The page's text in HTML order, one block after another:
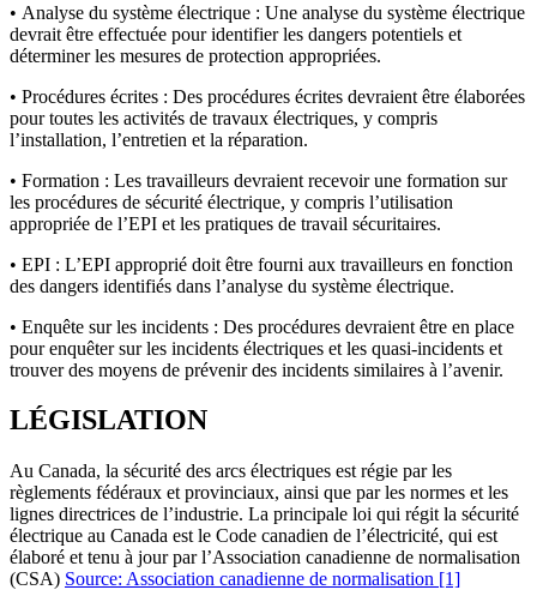
• Analyse du système électrique : Une analyse du système électrique
devrait être effectuée pour identifier les dangers potentiels et
déterminer les mesures de protection appropriées.
• Procédures écrites : Des procédures écrites devraient être élaborées
pour toutes les activités de travaux électriques, y compris
l’installation, l’entretien et la réparation.
• Formation : Les travailleurs devraient recevoir une formation sur
les procédures de sécurité électrique, y compris l’utilisation
appropriée de l’EPI et les pratiques de travail sécuritaires.
• EPI : L’EPI approprié doit être fourni aux travailleurs en fonction
des dangers identifiés dans l’analyse du système électrique.
• Enquête sur les incidents : Des procédures devraient être en place
pour enquêter sur les incidents électriques et les quasi-incidents et
trouver des moyens de prévenir des incidents similaires à l’avenir.
LÉGISLATION
Au Canada, la sécurité des arcs électriques est régie par les
règlements fédéraux et provinciaux, ainsi que par les normes et les
lignes directrices de l’industrie. La principale loi qui régit la sécurité
électrique au Canada est le Code canadien de l’électricité, qui est
élaboré et tenu à jour par l’Association canadienne de normalisation
(CSA) Source: Association canadienne de normalisation [1]